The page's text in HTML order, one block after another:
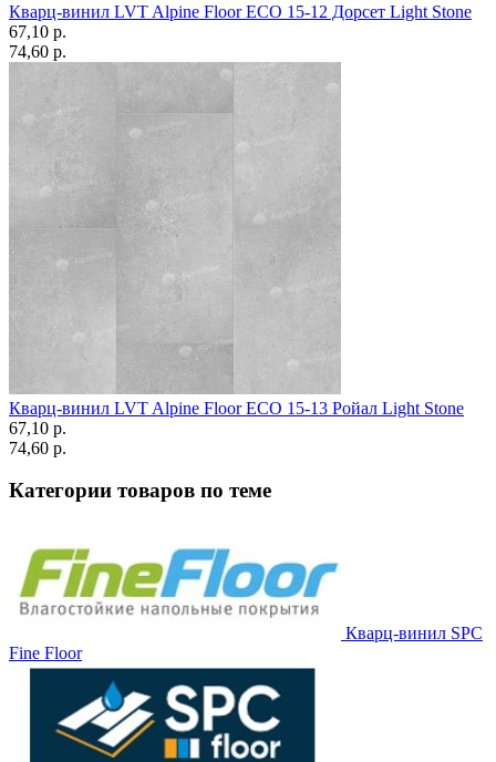
Кварц-винил LVT Alpine Floor ECO 15-12 Дорсет Light Stone
67,10 p.
74,60 p.
Кварц-винил LVT Alpine Floor ECO 15-13 Ройал Light Stone
67,10 p.
74,60 p.
Категории товаров по теме
Кварц-винил SPC
Fine Floor